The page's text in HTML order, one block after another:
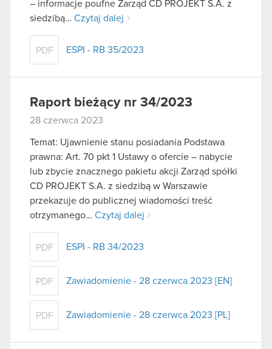
– informacje poufne Zarząd CD PROJEKT S.A. z
siedzibą… Czytaj dalej
PDF ESPI - RB 35/2023
Raport bieżący nr 34/2023
28 czerwca 2023
Temat: Ujawnienie stanu posiadania Podstawa
prawna: Art. 70 pkt 1 Ustawy o ofercie – nabycie
lub zbycie znacznego pakietu akcji Zarząd spółki
CD PROJEKT S.A. z siedzibą w Warszawie
przekazuje do publicznej wiadomości treść
otrzymanego… Czytaj dalej
PDF ESPI - RB 34/2023
PDF Zawiadomienie - 28 czerwca 2023 [EN]
PDF Zawiadomienie - 28 czerwca 2023 [PL]